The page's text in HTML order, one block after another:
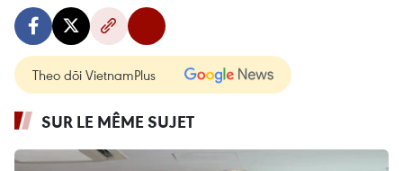
Theo dõi VietnamPlus
SUR LE MÊME SUJET